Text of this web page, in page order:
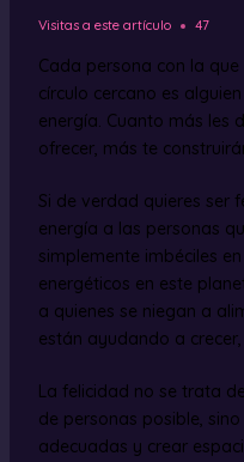
Visitas a este artículo 47
Cada persona con la
círculo cercano es
energía. Cuanto más les
ofrecer, más te
Si de verdad quieres ser
energía a las personas
simplemente imbéciles
energéticos en este
a quienes se niegan a
están ayudando a
La felicidad no se trata
de personas posible,
adecuadas y crear